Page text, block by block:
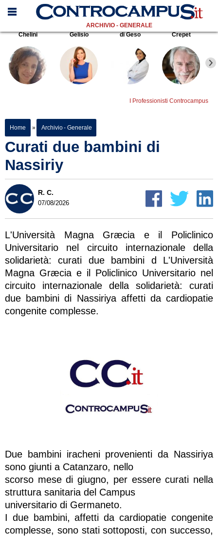
ARCHIVIO - GENERALE
Chelini
Gelisio di Geso Crepet
I Professionisti Controcampus
Home » Archivio - Generale
Curati due bambini di
Nassiriy
R. C.
07/08/2026
L'Università Magna Græcia e il Policlinico
Universitario nel circuito internazionale della
solidarietà: curati due bambini d L'Università
Magna Græcia e il Policlinico Universitario nel
circuito internazionale della solidarietà: curati
due bambini di Nassiriya affetti da cardiopatie
congenite complesse.
Due bambini iracheni provenienti da Nassiriya
sono giunti a Catanzaro, nello
scorso mese di giugno, per essere curati nella
struttura sanitaria del Campus
universitario di Germaneto.
I due bambini, affetti da cardiopatie congenite
complesse, sono stati sottoposti, con successo,